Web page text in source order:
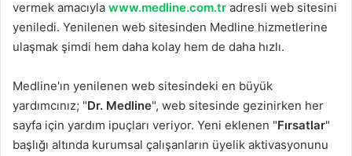
vermek amacıyla www.medline.com.tr adresli web sitesini
yeniledi. Yenilenen web sitesinden Medline hizmetlerine
ulaşmak şimdi hem daha kolay hem de daha hızlı.
Medline'ın yenilenen web sitesindeki en büyük
yardımcınız; "Dr. Medline", web sitesinde gezinirken her
sayfa için yardım ipuçları veriyor. Yeni eklenen "Fırsatlar"
başlığı altında kurumsal çalışanların üyelik aktivasyonunu